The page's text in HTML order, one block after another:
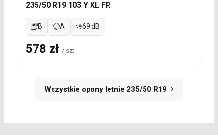
235/50 R19 103 Y XL FR
B A 69 dB
578 zł / szt.
Wszystkie opony letnie 235/50 R19